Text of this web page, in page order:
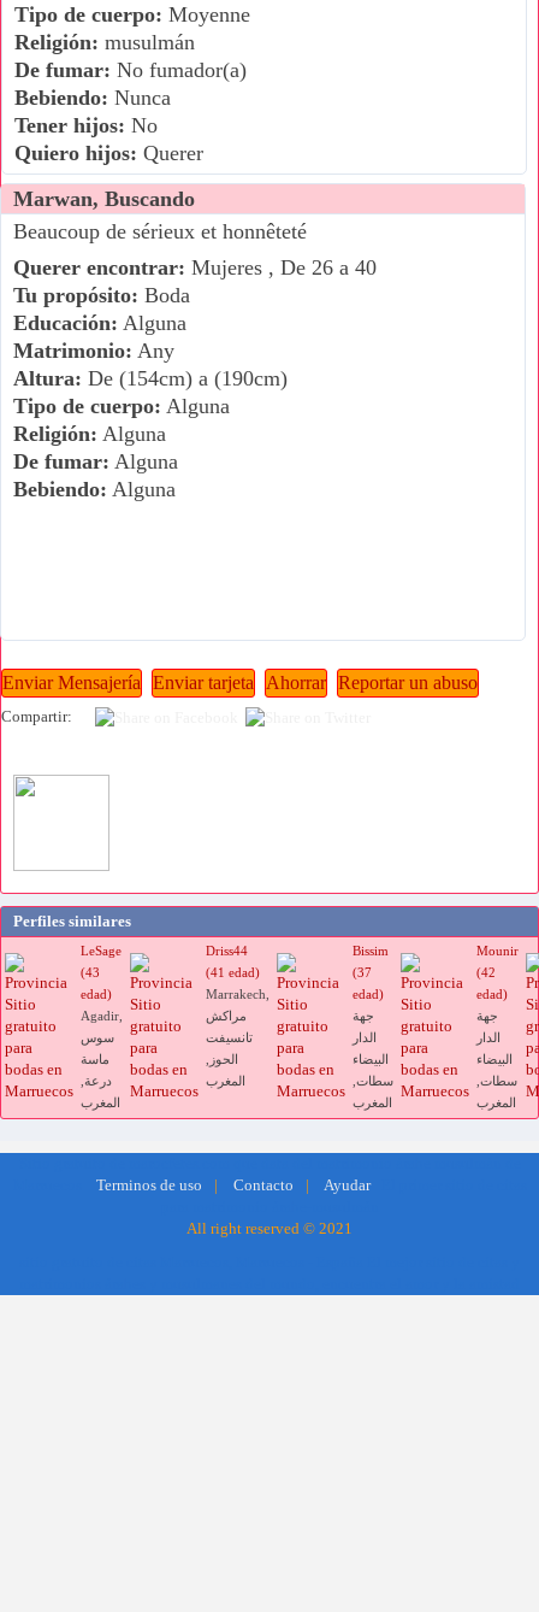
Tipo de cuerpo: Moyenne
Religión: musulmán
De fumar: No fumador(a)
Bebiendo: Nunca
Tener hijos: No
Quiero hijos: Querer
Marwan, Buscando
Beaucoup de sérieux et honnêteté
Querer encontrar: Mujeres , De 26 a 40
Tu propósito: Boda
Educación: Alguna
Matrimonio: Any
Altura: De (154cm) a (190cm)
Tipo de cuerpo: Alguna
Religión: Alguna
De fumar: Alguna
Bebiendo: Alguna
Compartir:
Perfiles similares
LeSage
(43
edad)
Agadir,
سوس
ماسة
درعة,
المغرب
Driss44
(41 edad)
Marrakech,
مراكش
تانسيفت
الحوز,
المغرب
Bissim
(37
edad)
جهة
الدار
البيضاء
سطات,
المغرب
Mounir
(42
edad)
جهة
الدار
البيضاء
سطات,
المغرب
Terminos de uso | Contacto | Ayudar
All right reserved © 2021